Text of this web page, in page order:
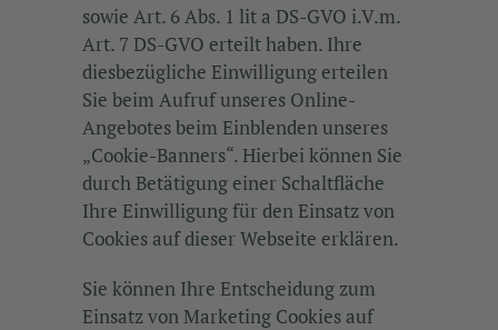
sowie Art. 6 Abs. 1 lit a DS-GVO i.V.m.
Art. 7 DS-GVO erteilt haben. Ihre
diesbezügliche Einwilligung erteilen
Sie beim Aufruf unseres Online-
Angebotes beim Einblenden unseres
„Cookie-Banners“. Hierbei können Sie
durch Betätigung einer Schaltfläche
Ihre Einwilligung für den Einsatz von
Cookies auf dieser Webseite erklären.
Sie können Ihre Entscheidung zum
Einsatz von Marketing Cookies auf